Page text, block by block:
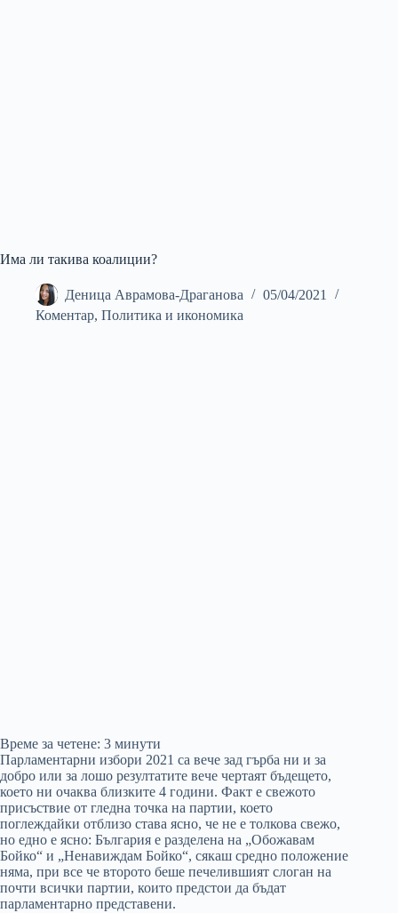
Има ли такива коалиции?
Деница Аврамова-Драганова
05/04/2021
Коментар, Политика и икономика
Време за четене: 3 минути
Парламентарни избори 2021 са вече зад гърба ни и за
добро или за лошо резултатите вече чертаят бъдещето,
което ни очаква близките 4 години. Факт е свежото
присъствие от гледна точка на партии, което
поглеждайки отблизо става ясно, че не е толкова свежо,
но едно е ясно: България е разделена на „Обожавам
Бойко“ и „Ненавиждам Бойко“, сякаш средно положение
няма, при все че второто беше печелившият слоган на
почти всички партии, които предстои да бъдат
парламентарно представени.